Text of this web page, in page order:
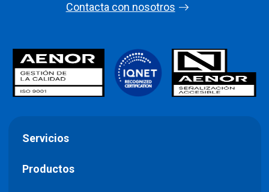
Contacta con nosotros
Servicios
Productos